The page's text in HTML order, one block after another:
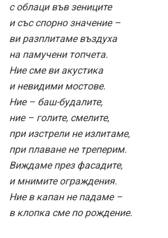
с облаци във зениците
и със спорно значение –
ви разплитаме въздуха
на памучени топчета.
Ние сме ви акустика
и невидими мостове.
Ние – баш-будалите,
ние – голите, смелите,
при изстрели не излитаме,
при плаване не треперим.
Виждаме през фасадите,
и мнимите ограждения.
Ние в капан не падаме –
в клопка сме по рождение.